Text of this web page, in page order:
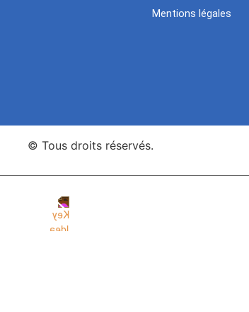
Mentions légales
© Tous droits réservés.